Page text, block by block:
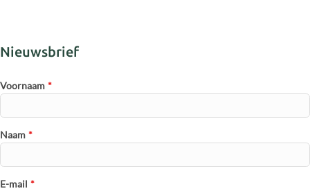
Nieuwsbrief
Voornaam *
Naam *
E-mail *